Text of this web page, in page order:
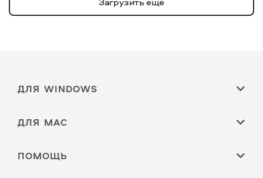
ДЛЯ WINDOWS
ДЛЯ MAC
ПОМОЩЬ